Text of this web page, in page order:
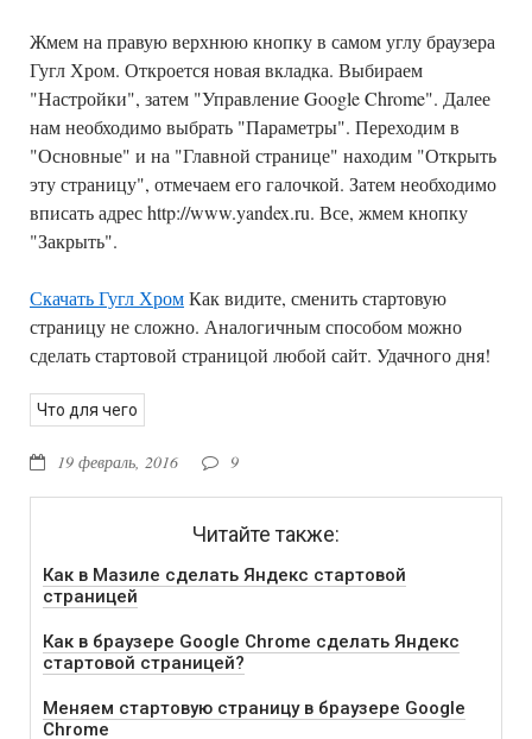
Жмем на правую верхнюю кнопку в самом углу браузера
Гугл Хром. Откроется новая вкладка. Выбираем
"Настройки", затем "Управление Google Chrome". Далее
нам необходимо выбрать "Параметры". Переходим в
"Основные" и на "Главной странице" находим "Открыть
эту страницу", отмечаем его галочкой. Затем необходимо
вписать адрес http://www.yandex.ru. Все, жмем кнопку
"Закрыть".
Скачать Гугл ХромКак видите, сменить стартовую
страницу не сложно. Аналогичным способом можно
сделать стартовой страницой любой сайт. Удачного дня!
Что для чего
19 февраль, 2016 9
Читайте также:
Как в Мазиле сделать Яндекс стартовой
страницей
Как в браузере Google Chrome сделать Яндекс
стартовой страницей?
Меняем стартовую страницу в браузере Google
Chrome